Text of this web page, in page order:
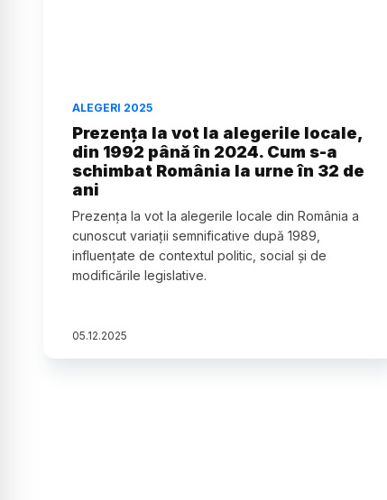
ALEGERI 2025
Prezența la vot la alegerile locale,
din 1992 până în 2024. Cum s-a
schimbat România la urne în 32 de
ani
Prezența la vot la alegerile locale din România a
cunoscut variații semnificative după 1989,
influențate de contextul politic, social și de
modificările legislative.
05.12.2025